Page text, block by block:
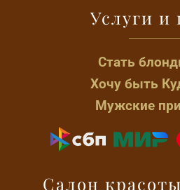
Услуги и
Стать
Хочу быть
Мужские
Салон